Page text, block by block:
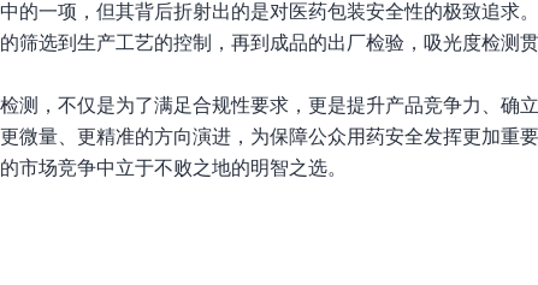
的一项，但其背后折射出的是对医药包装安全性的极致追求
筛选到生产工艺的控制，再到成品的出厂检验，吸光度检测
测，不仅是为了满足合规性要求，更是提升产品竞争力、确
微量、更精准的方向演进，为保障公众用药安全发挥更加重
市场竞争中立于不败之地的明智之选。